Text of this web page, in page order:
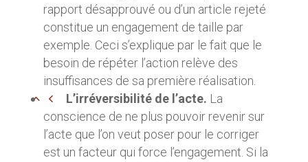
rapport désapprouvé ou d’un article rejeté
constitue un engagement de taille par
exemple. Ceci s’explique par le fait que le
besoin de répéter l’action relève des
insuffisances de sa première réalisation.
L’irréversibilité de l’acte. La
conscience de ne plus pouvoir revenir sur
l’acte que l’on veut poser pour le corriger
est un facteur qui force l’engagement. Si la